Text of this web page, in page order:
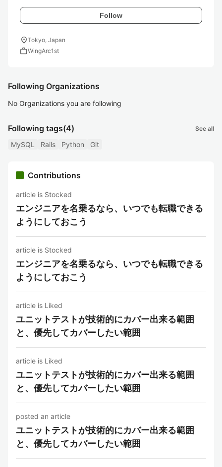
Follow
location_onTokyo, Japan
workWingArc1st
Following Organizations
No Organizations you are following
Following tags(4) See all
MySQL Rails Python Git
Contributions
article is Stocked
エンジニアを名乗るなら、いつでも転職できる
ようにしておこう
article is Stocked
エンジニアを名乗るなら、いつでも転職できる
ようにしておこう
article is Liked
ユニットテストが技術的にカバー出来る範囲
と、優先してカバーしたい範囲
article is Liked
ユニットテストが技術的にカバー出来る範囲
と、優先してカバーしたい範囲
posted an article
ユニットテストが技術的にカバー出来る範囲
と、優先してカバーしたい範囲